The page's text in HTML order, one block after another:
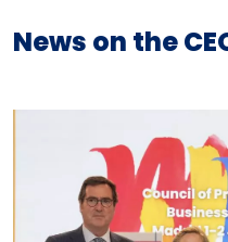
News on the